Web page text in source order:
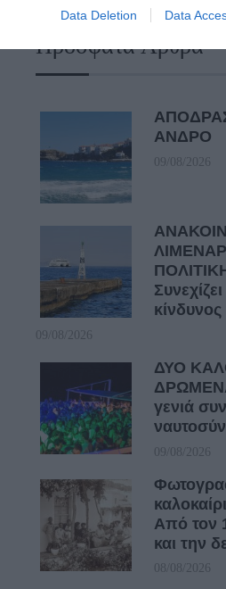
Data Deletion Data
Πρόσφατα Άρθρα
ΑΝΔΡΟ
09/08/2026
09/08/2026
ΔΥΟ
γενιά
09/08/2026
Από τον
και την
08/08/2026